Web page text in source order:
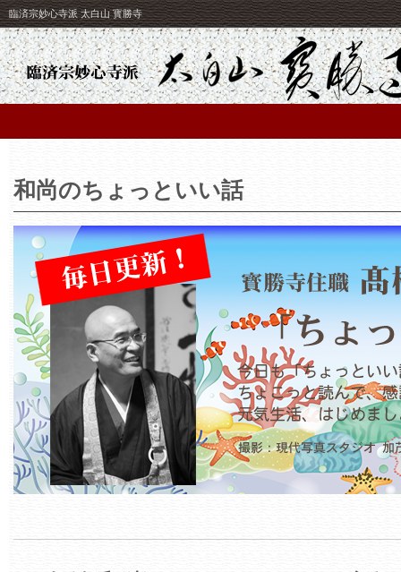
臨済宗妙心寺派 太白山 寳勝寺
和尚のちょっといい話